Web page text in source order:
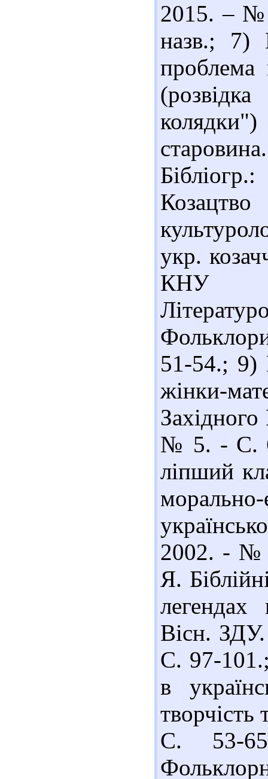
2015. – №
назв.; 7)
проблема
укр.
КНУ
51-54.; 9)
жінки-
№ 5. - С.
ліпший
2002. - №
Я.
Вісн.
С. 97-
в
С. 53-